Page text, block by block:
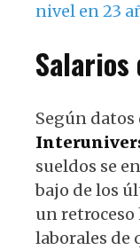
nivel en 23
Según datos
sueldos se
bajo de los
un
laborales de